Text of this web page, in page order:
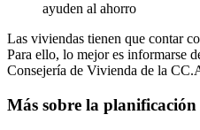
ayuden al ahorro
Las viviendas tienen que contar
Para ello, lo mejor es informarse
Consejería de Vivienda de la
Más sobre la